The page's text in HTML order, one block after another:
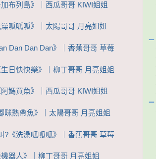
布列島》｜西瓜哥哥 KIWI姐姐
呱呱呱》｜太陽哥哥 月亮姐姐
Dan Dan Dan》｜香蕉哥哥 草莓
日快快樂》｜柳丁哥哥 月亮姐姐
媽買魚》｜西瓜哥哥 KIWI姐姐
咪熱帶魚》｜太陽哥哥 月亮姐姐
?《洗澡呱呱呱》｜香蕉哥哥 草莓
器人》｜柳丁哥哥 月亮姐姐
－
－